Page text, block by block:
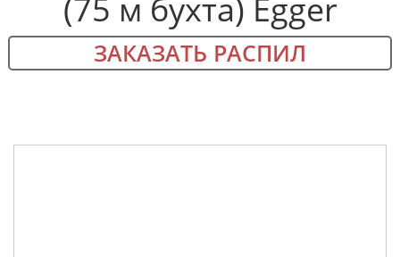
(75 м бухта) Egger
ЗАКАЗАТЬ РАСПИЛ